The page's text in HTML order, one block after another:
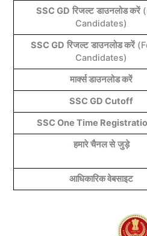
SSC GD रिजल्ट डाउनलोड करें
Candidates)
SSC GD रिजल्ट डाउनलोड करें
Candidates)
मार्क्स डाउनलोड करें
SSC GD Cutoff
SSC One Time
हमारे चैनल से जुड़े
आधिकारिक वेबसाइट